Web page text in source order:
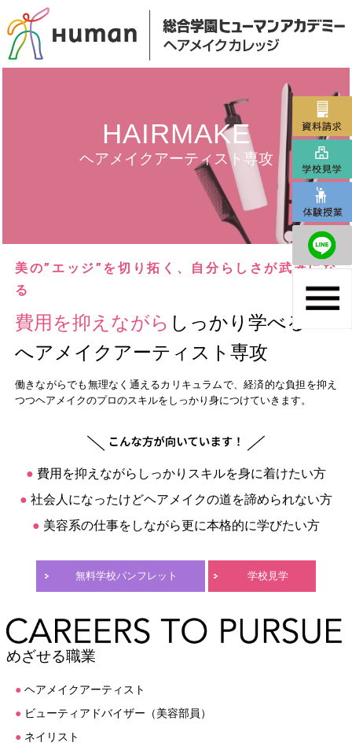
HAIRMAKE
ヘアメイクアーティスト専攻
美の”エッジ”を切り拓く、自分らしさが武器にな
る
費用を抑えながら しっかり学べる
へアメイクアーティスト専攻
働きながらでも無理なく通えるカリキュラムで、経済的な負担を抑え
つつヘアメイクのプロのスキルをしっかり身につけていきます。
● 費用を抑えながらしっかりスキルを身に着けたい方
● 社会人になったけどヘアメイクの道を諦められない方
● 美容系の仕事をしながら更に本格的に学びたい方
無料学校パンフレット 学校見学
めざせる職業
● ヘアメイクアーティスト
● ビューティアドバイザー（美容部員）
● ネイリスト